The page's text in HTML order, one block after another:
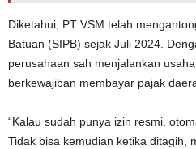
Diketahui, PT VSM telah
Batuan (SIPB) sejak Juli 2024.
perusahaan sah menjalankan
berkewajiban membayar pajak
“Kalau sudah punya izin resmi,
Tidak bisa kemudian ketika ditagih,